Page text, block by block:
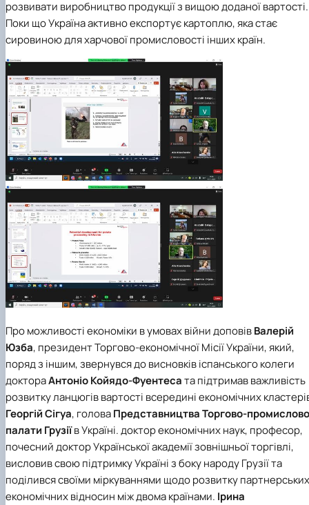
розвивати виробництво продукції з вищою доданої вартості.
Поки що Україна активно експортує картоплю, яка стає
сировиною для харчової промисловості інших країн.
Про можливості економіки в умовах війни доповівВалерій
Юзба, президент Торгово-економічної Місії України, який,
поряд з іншим, звернувся до висновків іспанського колеги
доктораАнтоніо Койядо-Фуентесата підтримав важливість
розвитку ланцюгів вартості всередині економічних
Георгій Сігуа, головаПредставництва Торгово-
палати Грузіїв Україні. доктор економічних наук, професор,
почесний доктор Української академії зовнішньої торгівлі,
висловив свою підтримку Україні з боку народу Грузії та
поділився своїми міркуваннями щодо розвитку партнерських
економічних відносин між двома країнами. Ірина